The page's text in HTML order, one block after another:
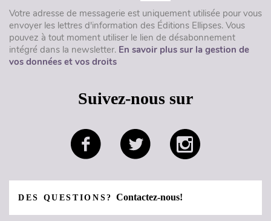
Votre adresse de messagerie est uniquement utilisée pour vous
envoyer les lettres d'information des Éditions Ellipses. Vous
pouvez à tout moment utiliser le lien de désabonnement
intégré dans la newsletter. En savoir plus sur la gestion de
vos données et vos droits
Suivez-nous sur
DES QUESTIONS?Contactez-nous!